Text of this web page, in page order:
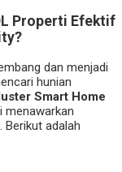
Properti Efektif
dan menjadi
hunian
Smart Home
menawarkan
Berikut adalah